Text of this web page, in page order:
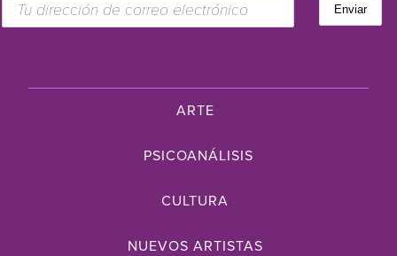
ARTE
PSICOANÁLISIS
CULTURA
NUEVOS ARTISTAS